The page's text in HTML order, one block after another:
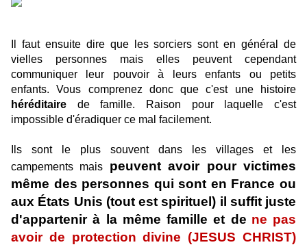
Il faut ensuite dire que les sorciers sont en général de
vielles personnes mais elles peuvent cependant
communiquer leur pouvoir à leurs enfants ou petits
enfants. Vous comprenez donc que c'est une histoire
héréditaire de famille. Raison pour laquelle c'est
impossible d'éradiquer ce mal facilement.
Ils sont le plus souvent dans les villages et les
campements mais
peuvent avoir pour victimes
même des personnes qui sont en France ou
aux États Unis (tout est spirituel) il suffit juste
d'appartenir à la même famille et de ne pas
avoir de protection divine (JESUS CHRIST)